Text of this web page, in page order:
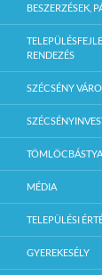
BESZERZÉSEK,
RENDEZÉS
SZÉCSÉNY
TÖMLÖCBÁSTYA
MÉDIA
TELEPÜLÉSI
GYEREKESÉLY